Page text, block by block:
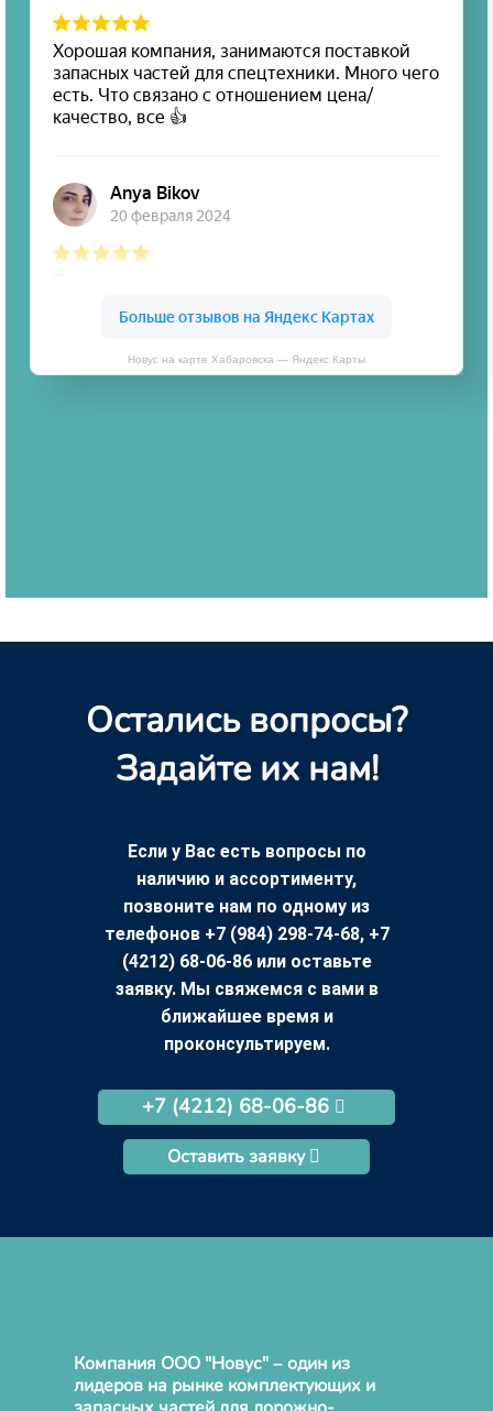
Новус на карте Хабаровска — Яндекс Карты
Остались вопросы?
Задайте их нам!
Если у Вас есть вопросы по
наличию и ассортименту,
позвоните нам по одному из
телефонов +7 (984) 298-74-68, +7
(4212) 68-06-86 или оставьте
заявку. Мы свяжемся с вами в
ближайшее время и
проконсультируем.
+7 (4212) 68-06-86
Оставить заявку
Компания ООО "Новус" – один из
лидеров на рынке комплектующих и